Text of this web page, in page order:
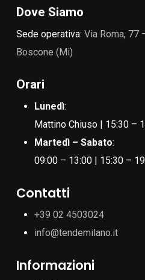
Dove Siamo
Sede operativa: Via Roma, 77
Boscone (Mi)
Orari
Lunedì:
Mattino Chiuso | 15:30 –
Martedì – Sabato:
09:00 – 13:00 | 15:30 –
Contatti
+39 02 4503024
info@tendemilano.it
Informazioni